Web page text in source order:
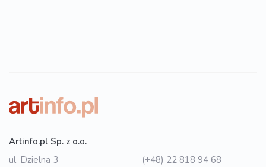
Artinfo.pl Sp. z o.o.
ul. Dzielna 3
(+48) 22 818 94 68